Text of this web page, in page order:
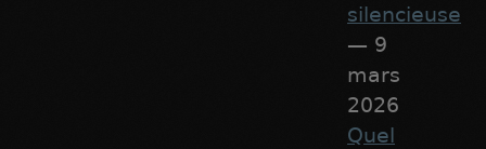
silencieuse
— 9
mars
2026
Quel